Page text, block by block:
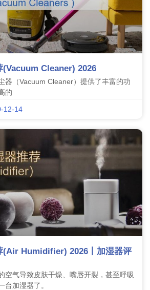
(Vacuum Cleaner) 2026
器（Vacuum Cleaner）提供了丰富的功
的
12-14
(Air Humidifier) 2026丨加湿器评
空气导致皮肤干燥、嘴唇开裂，甚至呼吸
台加湿器了。